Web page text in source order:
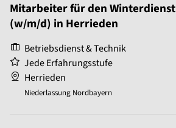
Mitarbeiter für den Winterdienst
(w/m/d) in Herrieden
Betriebsdienst & Technik
Jede Erfahrungsstufe
Herrieden
Niederlassung Nordbayern